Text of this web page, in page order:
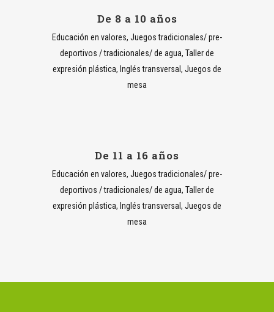
De 8 a 10 años
Educación en valores, Juegos tradicionales/ pre-
deportivos / tradicionales/ de agua, Taller de
expresión plástica, Inglés transversal, Juegos de
mesa
De 11 a 16 años
Educación en valores, Juegos tradicionales/ pre-
deportivos / tradicionales/ de agua, Taller de
expresión plástica, Inglés transversal, Juegos de
mesa